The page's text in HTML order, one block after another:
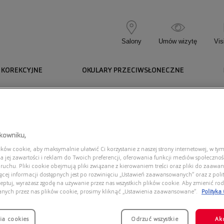
Salony Umów wizytę
OKULARY PRZECIWSŁONECZNE
cookie, aby maksymalnie ułatwić Ci korzystanie z naszej strony internetowej, w
jej zawartości i reklam do Twoich preferencji, oferowania funkcji mediów
Pliki cookie obejmują pliki związane z kierowaniem treści oraz pliki do
informacji dostępnych jest po rozwinięciu „Ustawień zaawansowanych” oraz z
wyrażasz zgodę na używanie przez nas wszystkich plików cookie. Aby zmienić
przez nas plików cookie, prosimy kliknąć „Ustawienia zaawansowane”.
Polityka
cookies Odrzuć wszystkie